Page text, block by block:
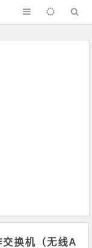
换机（无线A